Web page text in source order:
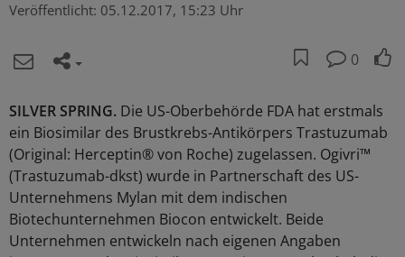
Veröffentlicht: 05.12.2017, 15:23 Uhr
0
SILVER SPRING. Die US-Oberbehörde FDA hat erstmals
ein Biosimilar des Brustkrebs-Antikörpers Trastuzumab
(Original: Herceptin® von Roche) zugelassen. Ogivri™
(Trastuzumab-dkst) wurde in Partnerschaft des US-
Unternehmens Mylan mit dem indischen
Biotechunternehmen Biocon entwickelt. Beide
Unternehmen entwickeln nach eigenen Angaben